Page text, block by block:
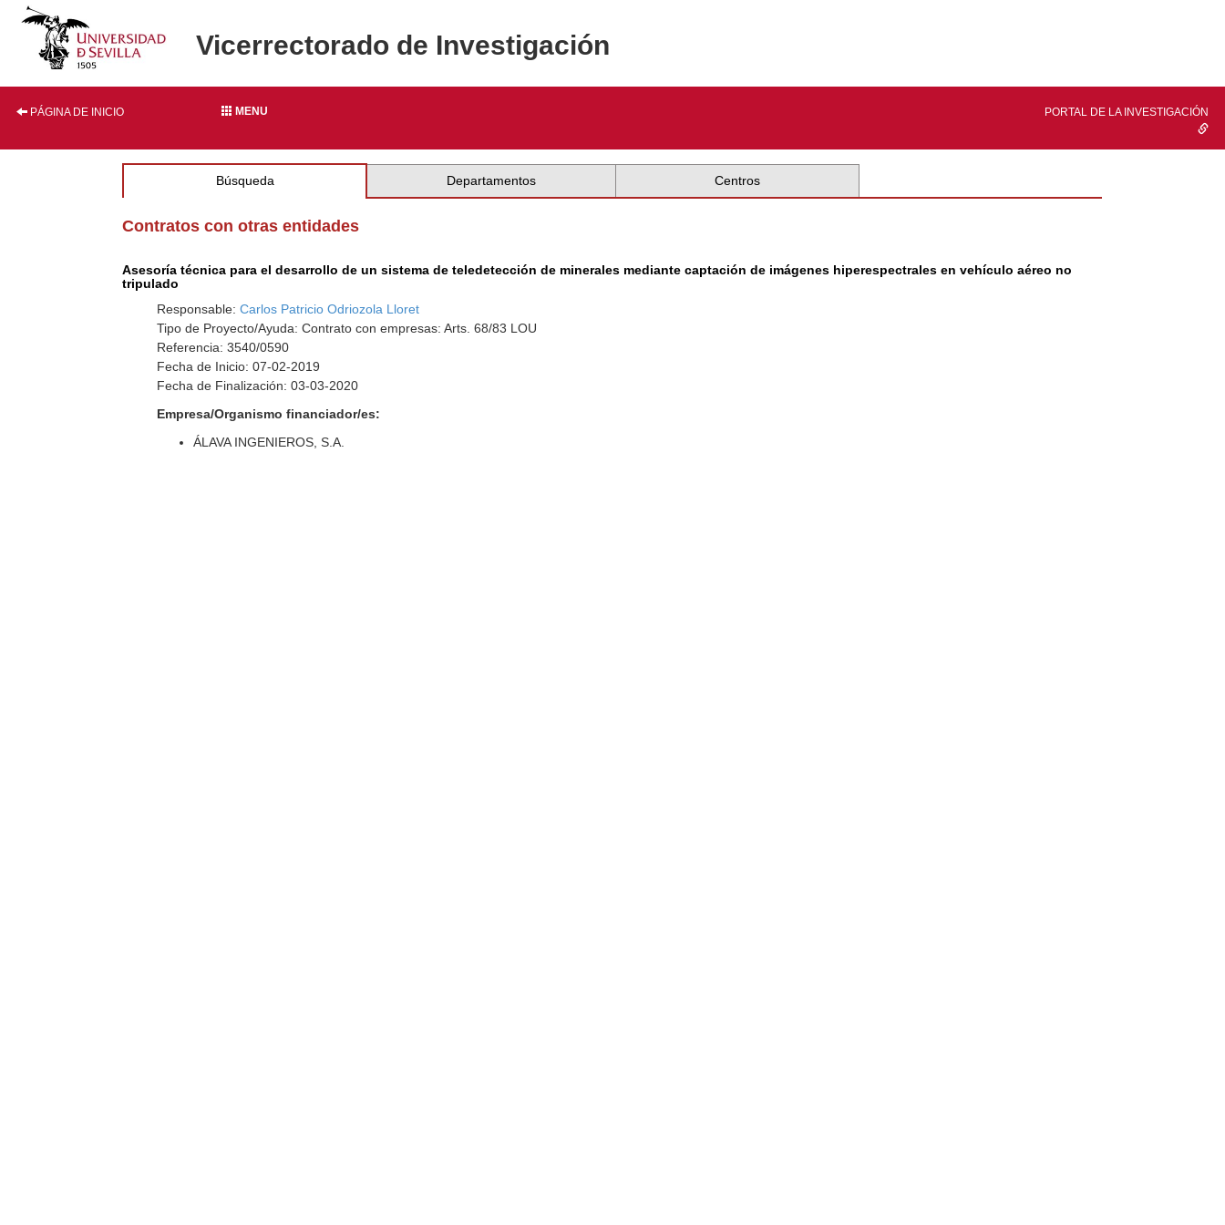
Vicerrectorado de Investigación
PÁGINA DE INICIO MENU PORTAL DE LA INVESTIGACIÓN
Búsqueda Departamentos Centros
Contratos con otras entidades
Asesoría técnica para el desarrollo de un sistema de teledetección de minerales mediante captación de imágenes hiperespectrales en vehículo aéreo no
tripulado
Responsable:Carlos Patricio Odriozola Lloret
Tipo de Proyecto/Ayuda: Contrato con empresas: Arts. 68/83 LOU
Referencia: 3540/0590
Fecha de Inicio: 07-02-2019
Fecha de Finalización: 03-03-2020
Empresa/Organismo financiador/es:
ÁLAVA INGENIEROS, S.A.